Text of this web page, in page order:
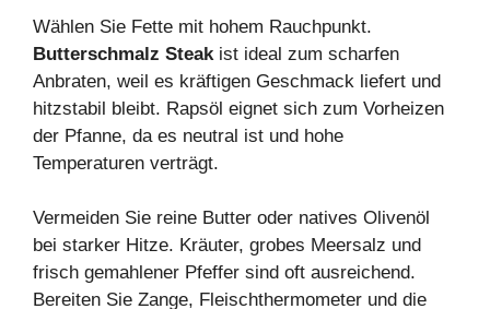
Wählen Sie Fette mit hohem Rauchpunkt.
Butterschmalz Steakist ideal zum scharfen
Anbraten, weil es kräftigen Geschmack liefert und
hitzstabil bleibt. Rapsöl eignet sich zum Vorheizen
der Pfanne, da es neutral ist und hohe
Temperaturen verträgt.
Vermeiden Sie reine Butter oder natives Olivenöl
bei starker Hitze. Kräuter, grobes Meersalz und
frisch gemahlener Pfeffer sind oft ausreichend.
Bereiten Sie Zange, Fleischthermometer und die